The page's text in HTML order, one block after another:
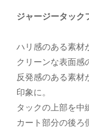
ジャージータック
ハリ感のある素材
クリーンな表面感
反発感のある素材
印象に。
タックの上部を中
カート部分の後ろ